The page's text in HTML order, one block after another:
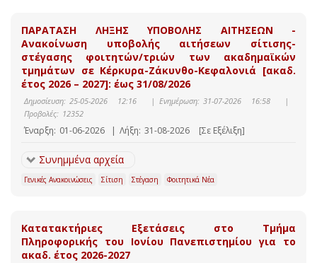
ΠΑΡΑΤΑΣΗ ΛΗΞΗΣ ΥΠΟΒΟΛΗΣ ΑΙΤΗΣΕΩΝ -
Ανακοίνωση υποβολής αιτήσεων σίτισης-
στέγασης φοιτητών/τριών των ακαδημαϊκών
τμημάτων σε Κέρκυρα-Ζάκυνθο-Κεφαλονιά [ακαδ.
έτος 2026 – 2027]: έως 31/08/2026
Δημοσίευση: 25-05-2026 12:16 | Ενημέρωση: 31-07-2026 16:58
|
Προβολές: 12352
Έναρξη: 01-06-2026 | Λήξη: 31-08-2026 [Σε Εξέλιξη]
Συνημμένα αρχεία
Γενικές Ανακοινώσεις Σίτιση Στέγαση Φοιτητικά Νέα
Κατατακτήριες Εξετάσεις στο Τμήμα
Πληροφορικής του Ιονίου Πανεπιστημίου για το
ακαδ. έτος 2026-2027